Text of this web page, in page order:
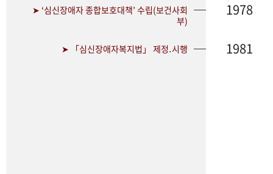
➤ ‘심신장애자 종합보호대책’ 수립(보건사회
부)
1978
➤ 「심신장애자복지법」 제정․시행 1981